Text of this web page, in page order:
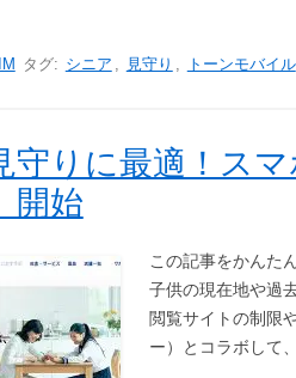
タグ: シニア , 見守り , トーンモバイル
守りに最適！ス
開始
この記事をかんた
子供の現在地や過
閲覧サイトの制限
ー）とコラボして